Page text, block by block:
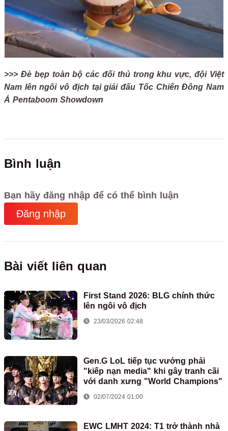
>>> Đè bẹp toàn bộ các đối thủ trong khu vực, đội Việt
Nam lên ngôi vô địch tại giải đấu Tốc Chiến Đông Nam
Á Pentaboom Showdown
Bình luận
Bạn hãy đăng nhập để có thể bình luận
Đăng nhập
Bài viết liên quan
First Stand 2026: BLG chính thức
lên ngôi vô địch
23/03/2026 02:48
Gen.G LoL tiếp tục vướng phải
"kiếp nạn media" khi gây tranh cãi
với danh xưng "World Champions"
02/07/2024 01:00
EWC LMHT 2024: T1 trở thành nhà